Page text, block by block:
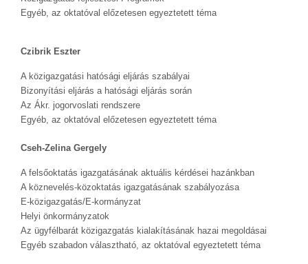
Egyéb, az oktatóval előzetesen egyeztetett téma
Czibrik Eszter
A közigazgatási hatósági eljárás szabályai
Bizonyítási eljárás a hatósági eljárás során
Az Ákr. jogorvoslati rendszere
Egyéb, az oktatóval előzetesen egyeztetett téma
Cseh-Zelina Gergely
A felsőoktatás igazgatásának aktuális kérdései hazánkban
A köznevelés-közoktatás igazgatásának szabályozása
E-közigazgatás/E-kormányzat
Helyi önkormányzatok
Az ügyfélbarát közigazgatás kialakításának hazai megoldásai
Egyéb szabadon választható, az oktatóval egyeztetett téma